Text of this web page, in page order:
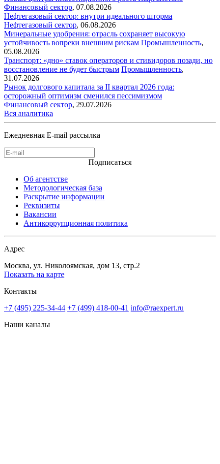
Финансовый сектор, 07.08.2026
Нефтегазовый сектор: внутри идеального шторма
Нефтегазовый сектор, 06.08.2026
Минеральные удобрения: отрасль сохраняет высокую
устойчивость вопреки внешним рискам Промышленность,
05.08.2026
Транспорт: «дно» ставок операторов и стивидоров позади, но
восстановление не будет быстрым Промышленность,
31.07.2026
Рынок долгового капитала за II квартал 2026 года:
осторожный оптимизм сменился пессимизмом
Финансовый сектор, 29.07.2026
Вся аналитика
Ежедневная E-mail рассылка
Подписаться
Об агентстве
Методологическая база
Раскрытие информации
Реквизиты
Вакансии
Антикоррупционная политика
Адрес
Москва, ул. Николоямская, дом 13, стр.2
Показать на карте
Контакты
+7 (495) 225-34-44 +7 (499) 418-00-41 info@raexpert.ru
Наши каналы